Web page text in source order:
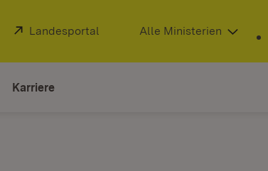
Extern:
Landesportal (Öffnet in neuem Fenster)
Alle Ministerien
Karriere